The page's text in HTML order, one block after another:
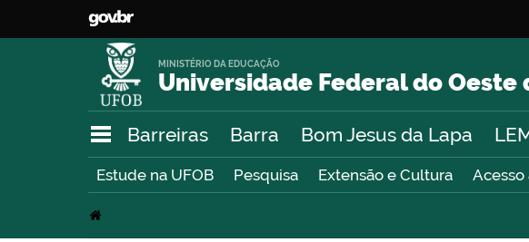
Universidade Federal do Oeste
MINISTÉRIO DA EDUCAÇÃO
Barreiras Barra Bom Jesus da Lapa
Estude na UFOB Pesquisa Extensão e Cultura Acesso